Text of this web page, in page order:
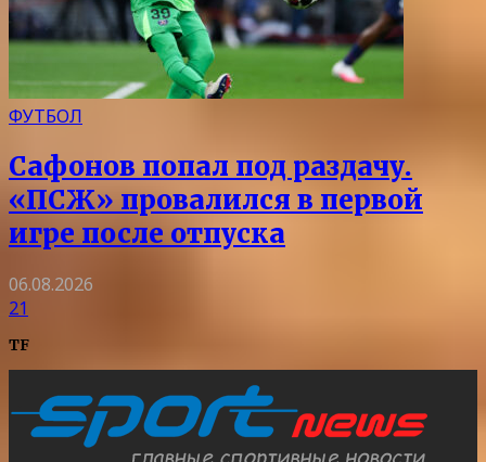
ФУТБОЛ
Сафонов попал под раздачу.
«ПСЖ» провалился в первой
игре после отпуска
06.08.2026
21
TF